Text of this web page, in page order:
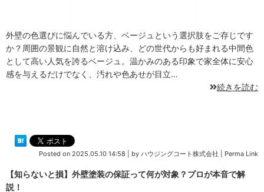
外壁の色選びに悩んでいる方、ベージュという選択肢をご存じです
か？周囲の景観に自然と溶け込み、どの世代からも好まれる中間色
として高い人気を誇るベージュ。温かみのある印象で家全体に安心
感を与えるだけでなく、汚れや色あせが目立…
続きを読む
Posted on 2025.05.10 14:58 by ハウジングコート株式会社 Perma Link
【知らないと損】外壁塗装の保証って何が対象？プロが本音で解
説！